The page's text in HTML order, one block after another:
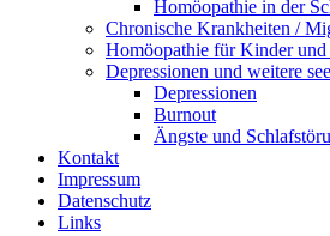
Homöopathie in der
Chronische Krankheiten /
Homöopathie für Kinder und
Depressionen und weitere
Depressionen
Burnout
Ängste und
Kontakt
Impressum
Datenschutz
Links